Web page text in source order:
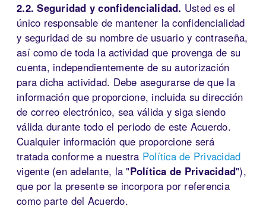
2.2. Seguridad y confidencialidad. Usted es el
único responsable de mantener la confidencialidad
y seguridad de su nombre de usuario y contraseña,
así como de toda la actividad que provenga de su
cuenta, independientemente de su autorización
para dicha actividad. Debe asegurarse de que la
información que proporcione, incluida su dirección
de correo electrónico, sea válida y siga siendo
válida durante todo el periodo de este Acuerdo.
Cualquier información que proporcione será
tratada conforme a nuestra Política de Privacidad
vigente (en adelante, la "Política de Privacidad"),
que por la presente se incorpora por referencia
como parte del Acuerdo.